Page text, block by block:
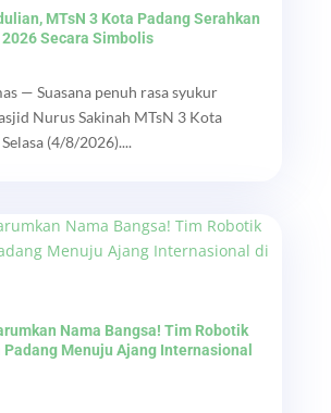
MTsN 3 Kota Padang Serahkan
Secara Simbolis
— Suasana penuh rasa syukur
Nurus Sakinah MTsN 3 Kota
(4/8/2026)....
Nama Bangsa! Tim Robotik
Padang Menuju Ajang Internasional